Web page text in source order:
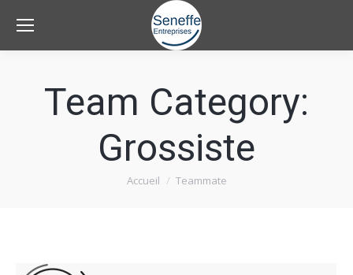
Team Category:
Grossiste
Vous êtes ici :
Accueil Teammate